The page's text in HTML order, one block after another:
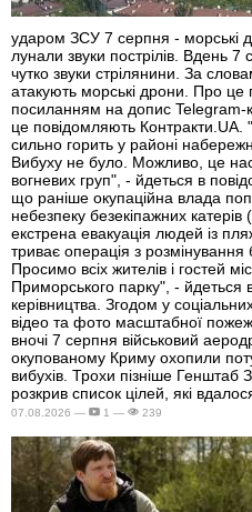
ударом ЗСУ 7 серпня - морські
лунали звуки пострілів. Вдень 7
чутко звуки стрілянини. За
атакують морські дрони. Про
посиланням на допис
це повідомляють Контракти.UA.
сильно горить у районі
Вибуху не було. Можливо, це
вогневих груп", - йдеться в
що раніше окупаційна влада
небезпеку безекіпажних
екстрена евакуація людей із
триває операція з
Просимо всіх жителів і гостей
Приморського парку", - йдеться
керівництва. Згодом у
відео та фото масштабної
вночі 7 серпня військовий
окупованому Криму охопили
вибухів. Трохи пізніше
розкрив список цілей, які
07.08.2026 — 1 — 239